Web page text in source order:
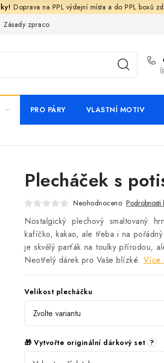
Doprava na PPL výdejní místa a do PPL boxů
Zásady zpracování ochrany osobních údajů
PRO PÁRY VLASTNÍ MOTIV
Plecháček s
Neohodnoceno Podrobnosti
Nostalgický plechový smaltovaný
kafíčko, kakao, ale třeba i na
je skvělý parťák na toulky přírodou,
Neotřelý dárek pro Vaše blízké. Více
Velikost plecháčku
🎁 Vytvořte originální dárkový set ?